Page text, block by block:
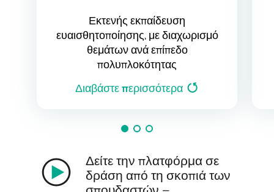
Εκτενής εκπαίδευση
ευαισθητοποίησης, με διαχωρισμό
θεμάτων ανά επίπεδο
πολυπλοκότητας
Διαβάστε περισσότερα
Δείτε την πλατφόρμα σε
δράση από τη σκοπιά των